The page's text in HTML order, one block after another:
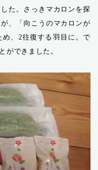
た。さっきマカロンを探
、「向こうのマカロンが
、2往復する羽目に。で
ができました。